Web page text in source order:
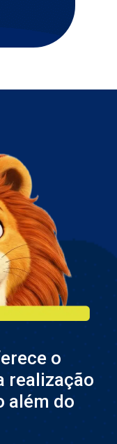
o
realização
além do